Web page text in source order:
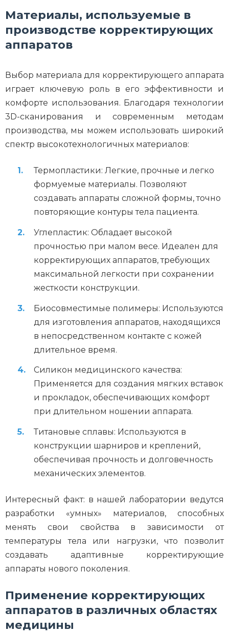
Материалы, используемые в
производстве корректирующих
аппаратов
Выбор материала для корректирующего аппарата
играет ключевую роль в его эффективности и
комфорте использования. Благодаря технологии
3D-сканирования и современным методам
производства, мы можем использовать широкий
спектр высокотехнологичных материалов:
Термопластики: Легкие, прочные и легко
формуемые материалы. Позволяют
создавать аппараты сложной формы, точно
повторяющие контуры тела пациента.
Углепластик: Обладает высокой
прочностью при малом весе. Идеален для
корректирующих аппаратов, требующих
максимальной легкости при сохранении
жесткости конструкции.
Биосовместимые полимеры: Используются
для изготовления аппаратов, находящихся
в непосредственном контакте с кожей
длительное время.
Силикон медицинского качества:
Применяется для создания мягких вставок
и прокладок, обеспечивающих комфорт
при длительном ношении аппарата.
Титановые сплавы: Используются в
конструкции шарниров и креплений,
обеспечивая прочность и долговечность
механических элементов.
Интересный факт: в нашей лаборатории ведутся
разработки «умных» материалов, способных
менять свои свойства в зависимости от
температуры тела или нагрузки, что позволит
создавать адаптивные корректирующие
аппараты нового поколения.
Применение корректирующих
аппаратов в различных областях
медицины